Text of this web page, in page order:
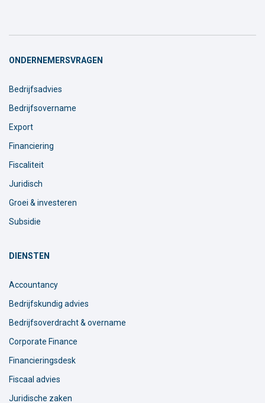
ONDERNEMERSVRAGEN
Bedrijfsadvies
Bedrijfsovername
Export
Financiering
Fiscaliteit
Juridisch
Groei & investeren
Subsidie
DIENSTEN
Accountancy
Bedrijfskundig advies
Bedrijfsoverdracht & overname
Corporate Finance
Financieringsdesk
Fiscaal advies
Juridische zaken